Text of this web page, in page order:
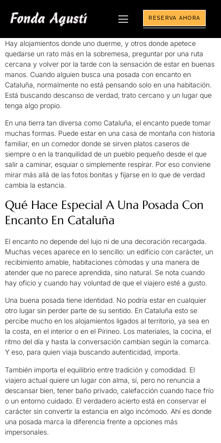
RESERVA AHORA
Hay alojamientos donde uno duerme, y otros donde apetece
quedarse un rato más en la sobremesa, preguntar por una ruta
cercana y volver por la tarde con la sensación de estar en buenas
manos. Cuando alguien busca una posada con encanto en
Cataluña, normalmente no está pensando solo en una habitación.
Está buscando descanso de verdad, trato cercano y un lugar que
tenga algo propio.
En una tierra tan diversa como Cataluña, el encanto puede tomar
muchas formas. Puede estar en una casa de montaña con historia
familiar, en un comedor donde se sirven platos caseros de
siempre o en la tranquilidad de un pueblo pequeño desde el que
salir a caminar, esquiar o simplemente respirar. Por eso conviene
mirar más allá de las fotos bonitas y fijarse en lo que de verdad
cambia la estancia.
Qué Hace Especial A Una Posada Con
Encanto En Cataluña
El encanto no depende del lujo ni de una decoración recargada.
Muchas veces aparece en lo sencillo: un edificio con carácter, un
recibimiento amable, habitaciones cómodas y una manera de
atender que no parece aprendida, sino natural. Se nota cuando
hay oficio y cuando hay voluntad de que el viajero esté a gusto.
Una buena posada tiene identidad. No podría estar en cualquier
otro lugar sin perder parte de su sentido. En Cataluña esto se
percibe mucho en los alojamientos ligados al territorio, ya sea en
la costa, en el interior o en el Pirineo. Los materiales, la cocina, el
ritmo del día y hasta la conversación cambian según la comarca.
Y eso, para quien viaja buscando autenticidad, importa.
También importa el equilibrio entre tradición y comodidad. El
viajero actual quiere un lugar con alma, sí, pero no renuncia a
descansar bien, tener baño privado, calefacción cuando hace frío
o un entorno cuidado. El verdadero acierto está en conservar el
carácter sin convertir la estancia en algo incómodo. Ahí es donde
una posada marca la diferencia frente a opciones más
impersonales.